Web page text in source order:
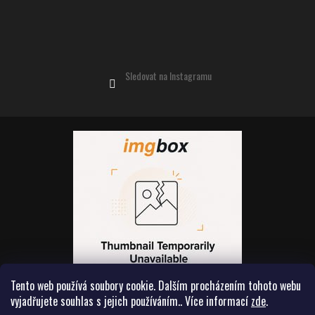
Tento web používá soubory cookie. Dalším procházením tohoto webu
vyjadřujete souhlas s jejich používáním.. Více informací zde.
Sledovat na Instagramu